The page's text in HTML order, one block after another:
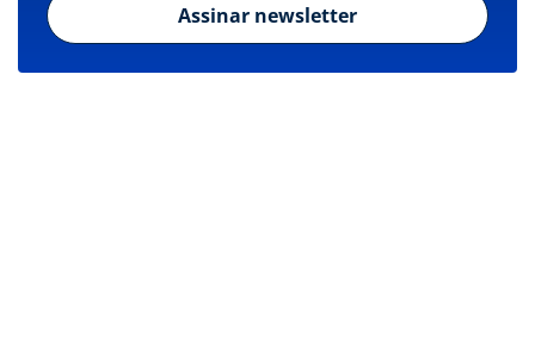
Assinar newsletter